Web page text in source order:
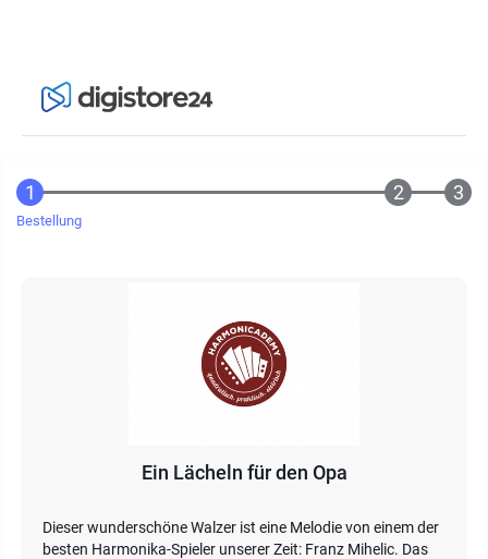
Bestellung
Ein Lächeln für den Opa
Dieser wunderschöne Walzer ist eine Melodie von einem der
besten Harmonika-Spieler unserer Zeit: Franz Mihelic. Das